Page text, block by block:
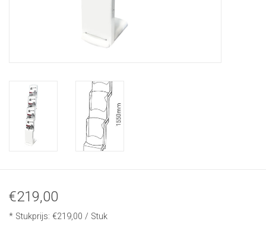
€219,00
* Stukprijs: €219,00 / Stuk